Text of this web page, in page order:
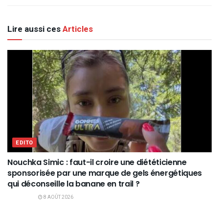
Lire aussi cesArticles
EDITO
Nouchka Simic : faut-il croire une diététicienne
sponsorisée par une marque de gels énergétiques
qui déconseille la banane en trail ?
8 AOÛT 2026